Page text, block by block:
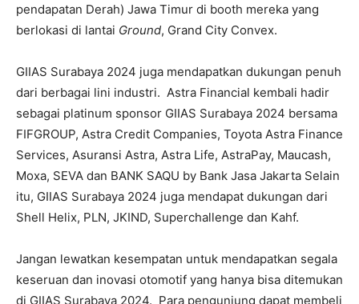
pendapatan Derah) Jawa Timur di booth mereka yang
berlokasi di lantai Ground, Grand City Convex.
GIIAS Surabaya 2024 juga mendapatkan dukungan penuh
dari berbagai lini industri. Astra Financial kembali hadir
sebagai platinum sponsor GIIAS Surabaya 2024 bersama
FIFGROUP, Astra Credit Companies, Toyota Astra Finance
Services, Asuransi Astra, Astra Life, AstraPay, Maucash,
Moxa, SEVA dan BANK SAQU by Bank Jasa Jakarta Selain
itu, GIIAS Surabaya 2024 juga mendapat dukungan dari
Shell Helix, PLN, JKIND, Superchallenge dan Kahf.
Jangan lewatkan kesempatan untuk mendapatkan segala
keseruan dan inovasi otomotif yang hanya bisa ditemukan
di GIIAS Surabaya 2024. Para pengunjung dapat membeli